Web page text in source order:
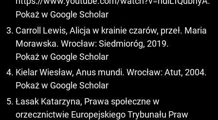
Pokaż w Google Scholar
Carroll Lewis, Alicja w krainie czarów, przeł. Maria
Morawska. Wrocław: Siedmioróg, 2019.
Pokaż w Google Scholar
Kielar Wiesław, Anus mundi. Wrocław: Atut, 2004.
Pokaż w Google Scholar
Łasak Katarzyna, Prawa społeczne w
orzecznictwie Europejskiego Trybunału Praw